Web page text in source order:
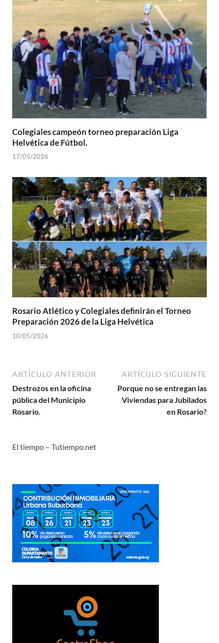
Colegiales campeón torneo preparación Liga
Helvética de Fútbol.
17/05/2026
Rosario Atlético y Colegiales definirán el Torneo
Preparación 2026 de la Liga Helvética
10/05/2026
ARTÍCULO ANTERIOR
Destrozos en la oficina
pública del Municipio
Rosario.
ARTÍCULO SIGUIENTE
Porque no se entregan las
Viviendas para Jubilados
en Rosario?
El tiempo – Tutiempo.net